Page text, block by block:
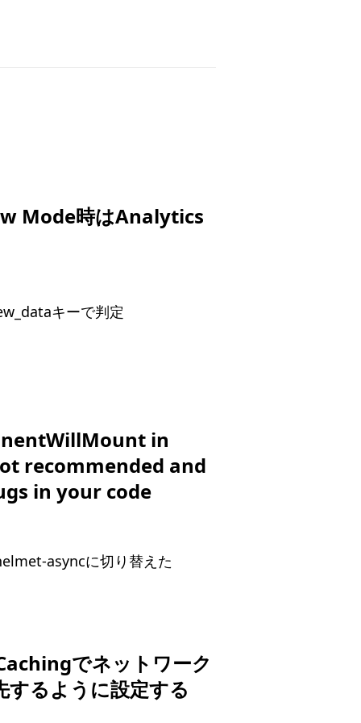
Mode時はAnalytics
キーで判定
in
recommended and
in your code
asyncに切り替えた
でネットワーク
するように設定する